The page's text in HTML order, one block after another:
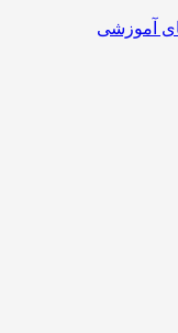
آموزشی